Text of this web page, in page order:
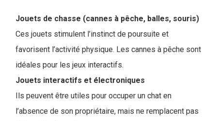
Jouets de chasse (cannes à pêche, balles, souris)
Ces jouets stimulent l’instinct de poursuite et
favorisent l’activité physique. Les cannes à pêche sont
idéales pour les jeux interactifs.
Jouets interactifs et électroniques
Ils peuvent être utiles pour occuper un chat en
l’absence de son propriétaire, mais ne remplacent pas